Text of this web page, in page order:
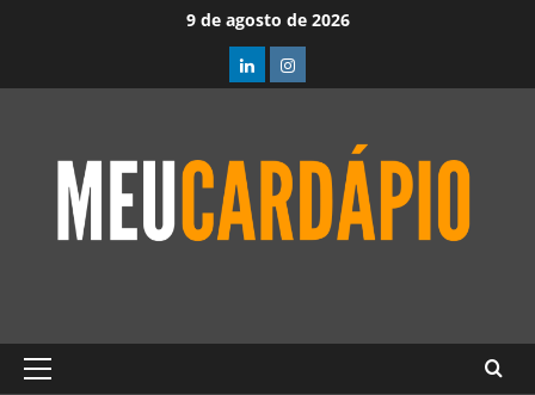
9 de agosto de 2026